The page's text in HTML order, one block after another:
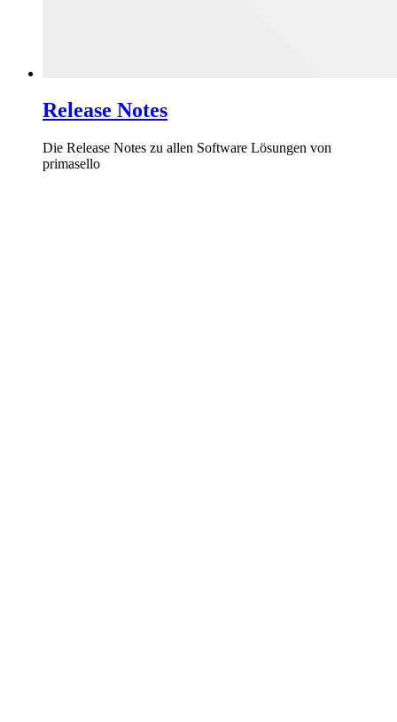
Release Notes
Die Release Notes zu allen Software Lösungen von
primasello